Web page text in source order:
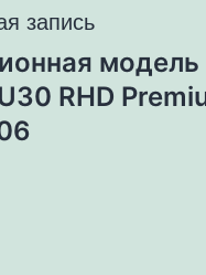
запись
RHD